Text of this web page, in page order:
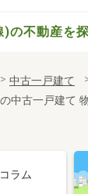
の不動産を
中古一戸建て
中古一戸建て
ラム